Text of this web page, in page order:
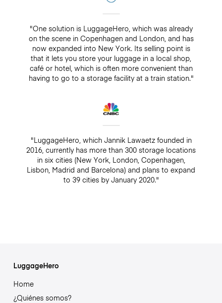
"One solution is LuggageHero, which was already
on the scene in Copenhagen and London, and has
now expanded into New York. Its selling point is
that it lets you store your luggage in a local shop,
café or hotel, which is often more convenient than
having to go to a storage facility at a train station."
"LuggageHero, which Jannik Lawaetz founded in
2016, currently has more than 300 storage locations
in six cities (New York, London, Copenhagen,
Lisbon, Madrid and Barcelona) and plans to expand
to 39 cities by January 2020."
LuggageHero
Home
¿Quiénes somos?